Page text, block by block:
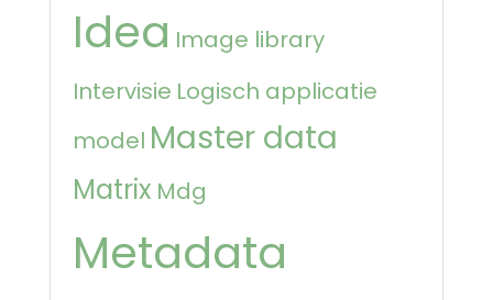
Idea Image library
Intervisie Logisch applicatie
model Master data
Matrix Mdg
Metadata